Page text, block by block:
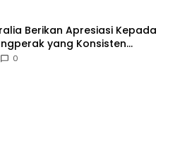
Berikan Apresiasi Kepada
yang Konsisten
0